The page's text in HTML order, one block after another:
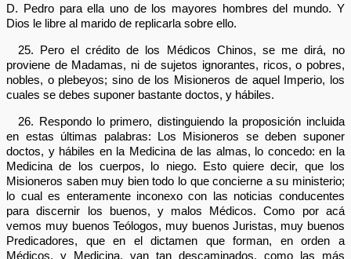
D. Pedro para ella uno de los mayores hombres del mundo. Y
Dios le libre al marido de replicarla sobre ello.
25. Pero el crédito de los Médicos Chinos, se me dirá, no
proviene de Madamas, ni de sujetos ignorantes, ricos, o pobres,
nobles, o plebeyos; sino de los Misioneros de aquel Imperio, los
cuales se debes suponer bastante doctos, y hábiles.
26. Respondo lo primero, distinguiendo la proposición incluida
en estas últimas palabras: Los Misioneros se deben suponer
doctos, y hábiles en la Medicina de las almas, lo concedo: en la
Medicina de los cuerpos, lo niego. Esto quiere decir, que los
Misioneros saben muy bien todo lo que concierne a su ministerio;
lo cual es enteramente inconexo con las noticias conducentes
para discernir los buenos, y malos Médicos. Como por acá
vemos muy buenos Teólogos, muy buenos Juristas, muy buenos
Predicadores, que en el dictamen que forman, en orden a
Médicos, y Medicina, van tan descaminados, como las más